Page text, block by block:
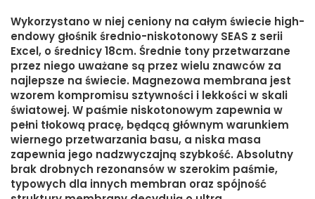
Wykorzystano w niej ceniony na całym świecie high-
endowy głośnik średnio-niskotonowy SEAS z serii
Excel, o średnicy 18cm. Średnie tony przetwarzane
przez niego uważane są przez wielu znawców za
najlepsze na świecie. Magnezowa membrana jest
wzorem kompromisu sztywności i lekkości w skali
światowej. W paśmie niskotonowym zapewnia w
pełni tłokową pracę, będącą głównym warunkiem
wiernego przetwarzania basu, a niska masa
zapewnia jego nadzwyczajną szybkość. Absolutny
brak drobnych rezonansów w szerokim paśmie,
typowych dla innych membran oraz spójność